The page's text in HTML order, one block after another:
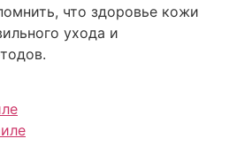
что здоровье кожи
ухода и